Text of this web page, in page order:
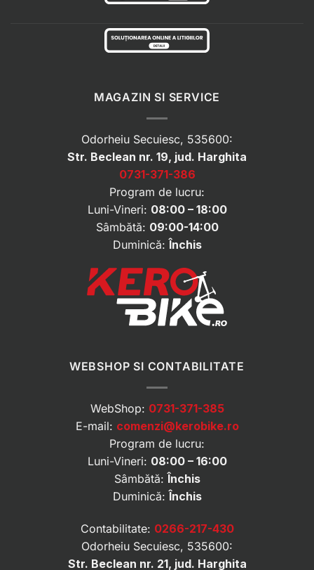
MAGAZIN SI SERVICE
Odorheiu Secuiesc, 535600:
Str. Beclean nr. 19, jud. Harghita
0731-371-386
Program de lucru:
Luni-Vineri: 08:00 – 18:00
Sâmbătă: 09:00-14:00
Duminică:Închis
WEBSHOP SI CONTABILITATE
WebShop: 0731-371-385
E-mail: comenzi@kerobike.ro
Program de lucru:
Luni-Vineri: 08:00 – 16:00
Sâmbătă: Închis
Duminică: Închis
Contabilitate: 0266-217-430
Odorheiu Secuiesc, 535600:
Str. Beclean nr. 21, jud. Harghita